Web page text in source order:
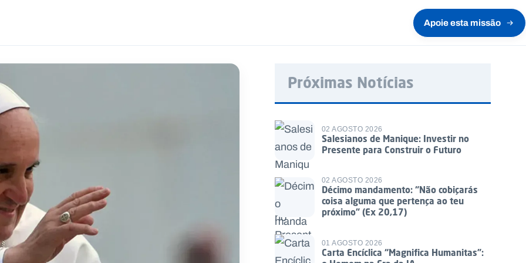
Apoie esta missão
Próximas Notícias
02 AGOSTO 2026
Salesianos de Manique: Investir no
Presente para Construir o Futuro
02 AGOSTO 2026
Décimo mandamento: “Não cobiçarás
coisa alguma que pertença ao teu
próximo” (Ex 20,17)
01 AGOSTO 2026
Carta Encíclica “Magnifica Humanitas”: